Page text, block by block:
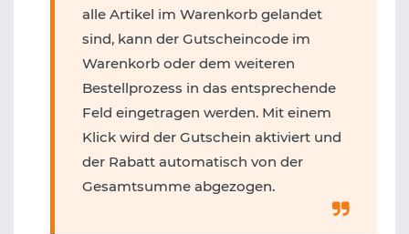
alle Artikel im Warenkorb gelandet
sind, kann der Gutscheincode im
Warenkorb oder dem weiteren
Bestellprozess in das entsprechende
Feld eingetragen werden. Mit einem
Klick wird der Gutschein aktiviert und
der Rabatt automatisch von der
Gesamtsumme abgezogen.